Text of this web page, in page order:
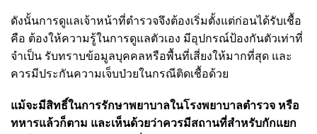
ดังนั้นการดูแลเจ้าหน้าที่ตำรวจจึงต้องเริ่มตั้งแต่ก่อนได้รับเชื้อ
คือ ต้องให้ความรู้ในการดูแลตัวเอง มีอุปกรณ์ป้องกันตัวเท่าที่
จำเป็น รับทราบข้อมูลบุคคลหรือพื้นที่เสี่ยงให้มากที่สุด และ
ควรมีประกันความเจ็บป่วยในกรณีติดเชื้อด้วย
แม้จะมีสิทธิ์ในการรักษาพยาบาลในโรงพยาบาลตำรวจ หรือ
ทหารแล้วก็ตาม และเห็นด้วยว่าควรมีสถานที่สำหรับกักแยก